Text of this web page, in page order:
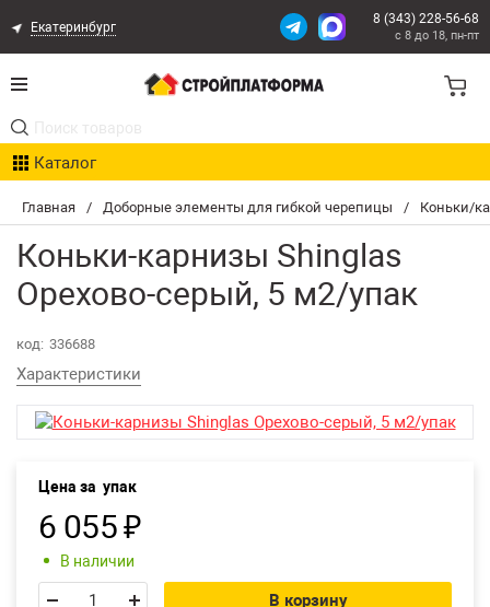
Главная / Доборные элементы для гибкой черепицы / Коньки/
Коньки-карнизы Shinglas
Орехово-серый, 5 м2/упак
код: 336688
Характеристики
Цена за упак
6 055₽
В наличии
В корзину
Екатеринбург
8 (343) 228-56-68
с 8 до 18, пн-пт
Каталог
Акции
Расчет доставки
Организациям
Контакты
Оплата и Доставка
Возврат товара
Екатеринбург